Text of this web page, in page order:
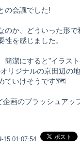
の会議でした!
のか、どういった形で
性を感じました。
簡潔にすると”イラス
リジナルの京田辺の
ていけそうです🗺
企画のブラッシュアッ
15 01:07:54